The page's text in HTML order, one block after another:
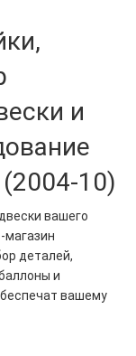
и
10)
вашего
магазин
деталей,
и
вашему